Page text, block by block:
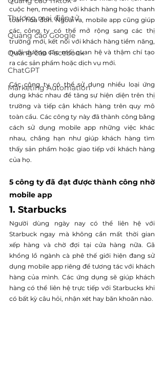
Thương mại điện tử
Quảng cáo Google
Quảng cáo Facebook
ChatGPT
Marketing Automation
cuộc hẹn, meeting với khách hàng hoặc thanh
toán hóa đơn. Ngoài ra, mobile app cũng giúp
các công ty có thể mở rộng sang các thị
trường mới, kết nối với khách hàng tiềm năng,
nuôi dưỡng các mối quan hệ và thậm chí tạo
ra các sản phẩm hoặc dịch vụ mới.
Các công ty có thể sử dụng nhiều loại ứng
dụng khác nhau để tăng sự hiện diện trên thị
trường và tiếp cận khách hàng trên quy mô
toàn cầu. Các công ty này đã thành công bằng
cách sử dụng mobile app những việc khác
nhau, chẳng hạn như giúp khách hàng tìm
thấy sản phẩm hoặc giao tiếp với khách hàng
của họ.
5 công ty đã đạt được thành công nhờ
mobile app
1. Starbucks
Người dùng ngày nay có thể liên hệ với
Starbuck ngay mà không cần mất thời gian
xếp hàng và chờ đợi tại cửa hàng nữa. Gã
khổng lồ ngành cà phê thế giới hiện đang sử
dụng mobile app riêng để tương tác với khách
hàng của mình. Các ứng dụng sẽ giúp khách
hàng có thể liên hệ trực tiếp với Starbucks khi
có bất kỳ câu hỏi, nhận xét hay băn khoăn nào.